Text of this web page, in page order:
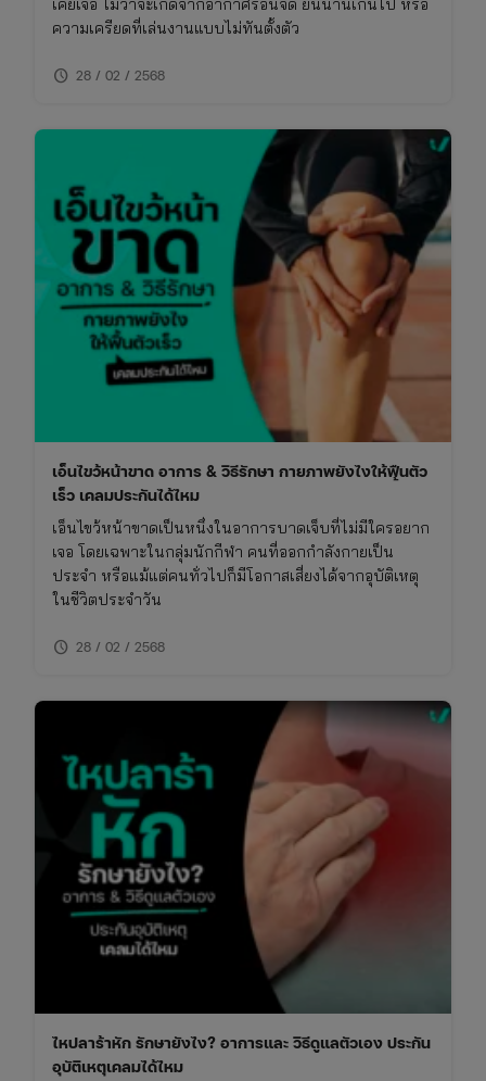
เคยเจอ ไม่ว่าจะเกิดจากอากาศร้อนจัด ยืนนานเกินไป หรือ
ความเครียดที่เล่นงานแบบไม่ทันตั้งตัว
schedule 28 / 02 / 2568
เอ็นไขว้หน้าขาด อาการ & วิธีรักษา กายภาพยังไงให้ฟื้นตัว
เร็ว เคลมประกันได้ไหม
เอ็นไขว้หน้าขาดเป็นหนึ่งในอาการบาดเจ็บที่ไม่มีใครอยาก
เจอ โดยเฉพาะในกลุ่มนักกีฬา คนที่ออกกำลังกายเป็น
ประจำ หรือแม้แต่คนทั่วไปก็มีโอกาสเสี่ยงได้จากอุบัติเหตุ
ในชีวิตประจำวัน
schedule 28 / 02 / 2568
ไหปลาร้าหัก รักษายังไง? อาการและ วิธีดูแลตัวเอง ประกัน
อุบัติเหตุเคลมได้ไหม